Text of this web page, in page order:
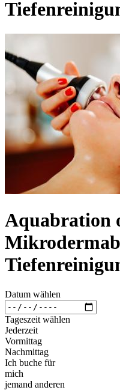
Aquabration
Datum wählen
Tageszeit wählen
Jederzeit
Vormittag
Nachmittag
Ich buche für
mich
jemand anderen